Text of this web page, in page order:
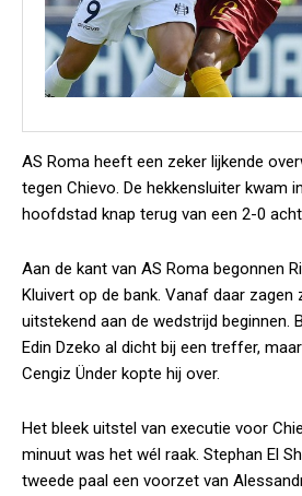
AS Roma heeft een zeker lijkende
tegen Chievo. De hekkensluiter kwam
hoofdstad knap terug van een 2-0
Aan de kant van AS Roma begonnen
Kluivert op de bank. Vanaf daar zagen
uitstekend aan de wedstrijd beginnen.
Edin Dzeko al dicht bij een treffer,
Cengiz Ünder kopte hij over.
Het bleek uitstel van executie voor
minuut was het wél raak. Stephan El
tweede paal een voorzet van